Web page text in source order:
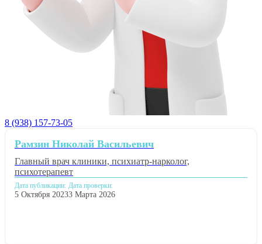
8 (938) 157-73-05
Рамзин Николай Васильевич
Главный врач клиники, психиатр-нарколог,
психотерапевт
Дата публикации:
5 Октября 2023
Дата проверки:
3 Марта 2026